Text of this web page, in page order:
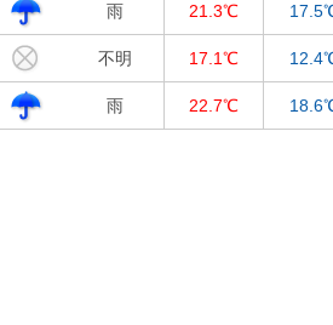
雨 21.3℃
不明 17.1℃
雨 22.7℃